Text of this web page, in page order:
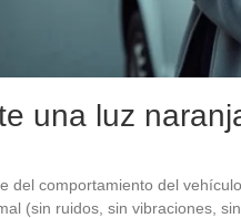
una luz
del comportamiento del
(sin ruidos, sin vibraciones,